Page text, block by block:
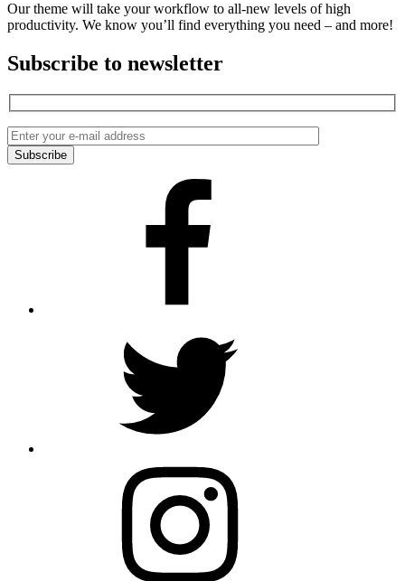
Our theme will take your workflow to all-new levels of high
productivity. We know you’ll find everything you need – and more!
Subscribe to newsletter